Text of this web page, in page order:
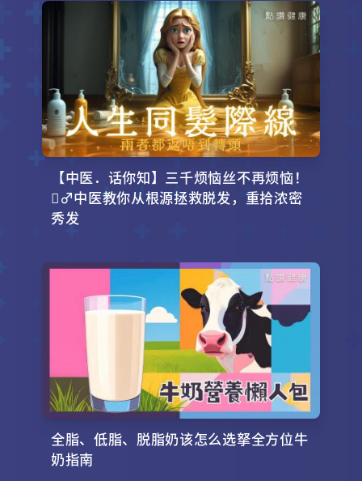
【中医．话你知】三千烦恼丝不再烦恼！
‍♂️中医教你从根源拯救脱发，重拾浓密
秀发
全脂、低脂、脱脂奶该怎么选拏全方位牛
奶指南